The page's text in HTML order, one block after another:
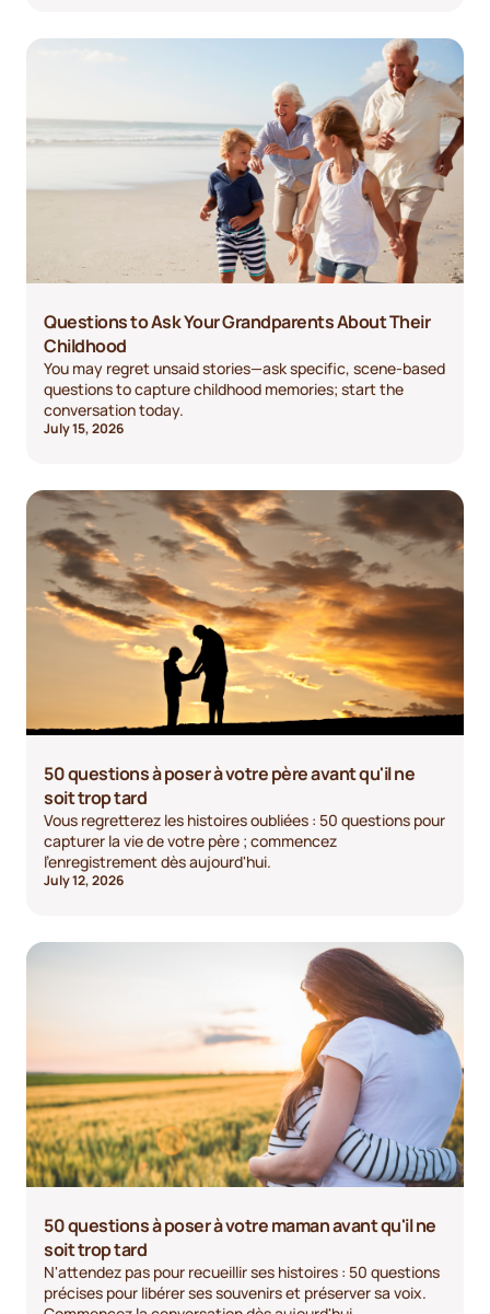
Questions to Ask Your Grandparents About Their
Childhood
You may regret unsaid stories—ask specific, scene-based
questions to capture childhood memories; start the
conversation today.
July 15, 2026
50 questions à poser à votre père avant qu'il ne
soit trop tard
Vous regretterez les histoires oubliées : 50 questions pour
capturer la vie de votre père ; commencez
l'enregistrement dès aujourd'hui.
July 12, 2026
50 questions à poser à votre maman avant qu'il ne
soit trop tard
N'attendez pas pour recueillir ses histoires : 50 questions
précises pour libérer ses souvenirs et préserver sa voix.